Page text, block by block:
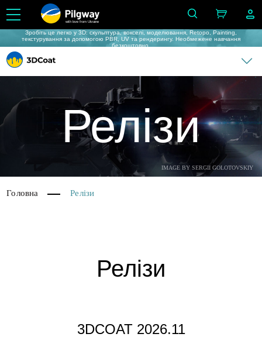
with love from Ukraine
Зробіть це легко у 3D: скульптура, вокселі, моделювання, Retopo, Painting,
текстурування за допомогою PBR, UV та рендерингу. Необмежене навчання
безкоштовно.
IMAGE BY SERGII GOLOTOVSKIY
Релізи
Головна Релізи
Релізи
3DCOAT 2026.11